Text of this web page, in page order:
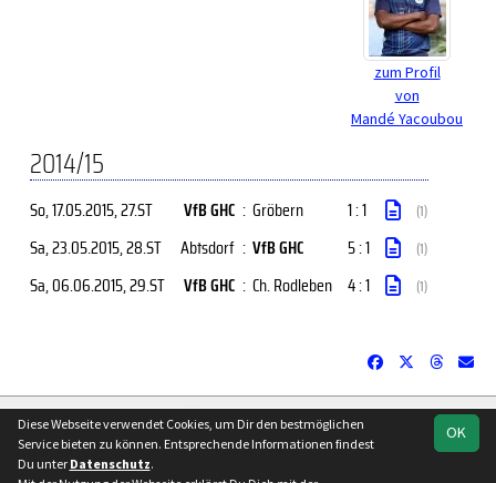
zum Profil
von
Mandé Yacoubou
2014/15
So, 17.05.2015, 27.ST VfB GHC : Gröbern 1 : 1 (1)
Sa, 23.05.2015, 28.ST Abtsdorf : VfB GHC 5 : 1 (1)
Sa, 06.06.2015, 29.ST VfB GHC : Ch. Rodleben 4 : 1 (1)
soccero.de
Besucherstatistik Kontakt
OK
Diese Webseite verwendet Cookies, um Dir den bestmöglichen
Service bieten zu können. Entsprechende Informationen findest
Du unter Datenschutz.